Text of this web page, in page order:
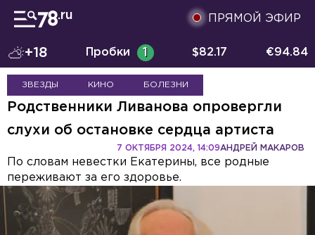
ПРЯМОЙ ЭФИР
+18 Пробки 1 $82.17 €94.84
ЗВЕЗДЫ КИНО БОЛЕЗНИ
Родственники Ливанова опровергли
слухи об остановке сердца артиста
АНДРЕЙ МАКАРОВ
7 ОКТЯБРЯ 2024, 14:09
По словам невестки Екатерины, все родные
переживают за его здоровье.